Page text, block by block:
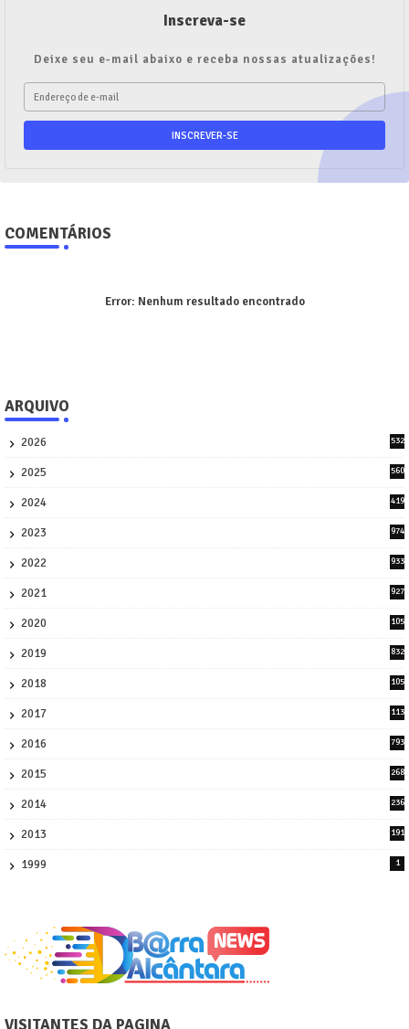
Inscreva-se
Deixe seu e-mail abaixo e receba nossas atualizações!
COMENTÁRIOS
Error: Nenhum resultado encontrado
ARQUIVO
2026
532
2025
560
2024
419
2023
974
2022
933
2021
927
2020
105
2019
832
2018
105
2017
113
2016
793
2015
268
2014
236
2013
191
1999 1
VISITANTES DA PAGINA